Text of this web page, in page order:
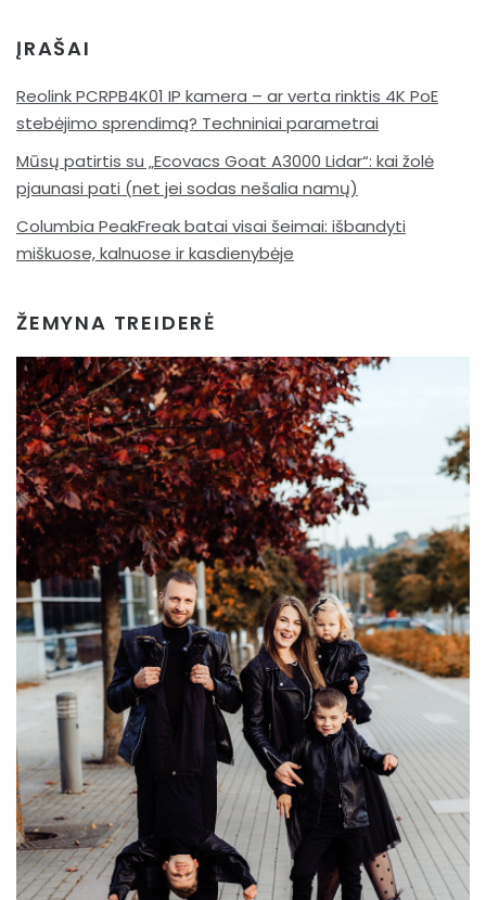
ĮRAŠAI
Reolink PCRPB4K01 IP kamera – ar verta rinktis 4K PoE
stebėjimo sprendimą? Techniniai parametrai
Mūsų patirtis su „Ecovacs Goat A3000 Lidar“: kai žolė
pjaunasi pati (net jei sodas nešalia namų)
Columbia PeakFreak batai visai šeimai: išbandyti
miškuose, kalnuose ir kasdienybėje
ŽEMYNA TREIDERĖ